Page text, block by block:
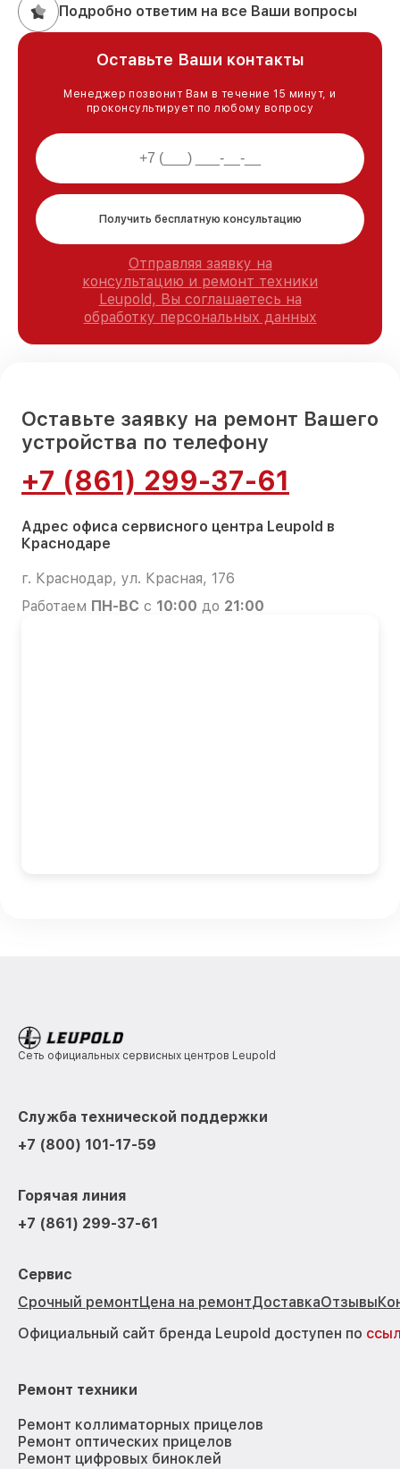
Подробно ответим на все Ваши вопросы
Оставьте Ваши контакты
Менеджер позвонит Вам в течение 15 минут, и
проконсультирует по любому вопросу
Получить бесплатную консультацию
Отправляя заявку на
консультацию и ремонт техники
Leupold, Вы соглашаетесь на
обработку персональных данных
Оставьте заявку на ремонт Вашего
устройства по телефону
+7 (861) 299-37-61
Адрес офиса сервисного центра Leupold в
Краснодаре
г. Краснодар, ул. Красная, 176
Работаем ПН-ВС с 10:00 до 21:00
Сеть официальных сервисных центров Leupold
Служба технической поддержки
+7 (800) 101-17-59
Горячая линия
+7 (861) 299-37-61
Сервис
Срочный ремонтЦена на ремонтДоставкаОтзывы
Официальный сайт бренда Leupold доступен по
Ремонт техники
Ремонт коллиматорных прицелов
Ремонт оптических прицелов
Ремонт цифровых биноклей